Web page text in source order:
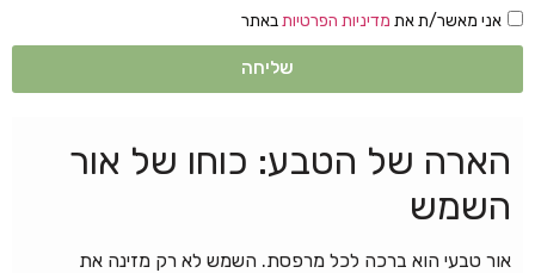
אני מאשר/ת את מדיניות הפרטיותבאתר
שליחה
הארה של הטבע: כוחו של אור
השמש
אור טבעי הוא ברכה לכל מרפסת. השמש לא רק מזינה את